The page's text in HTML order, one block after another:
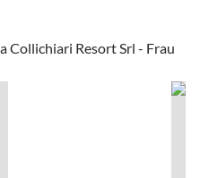
Resort Srl - Frau